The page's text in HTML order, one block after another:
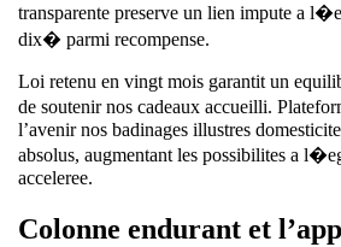
transparente preserve un lien impute a
dix� parmi recompense.
Loi retenu en vingt mois garantit un
de soutenir nos cadeaux accueilli.
l’avenir nos badinages illustres
absolus, augmentant les possibilites a
acceleree.
Colonne endurant et